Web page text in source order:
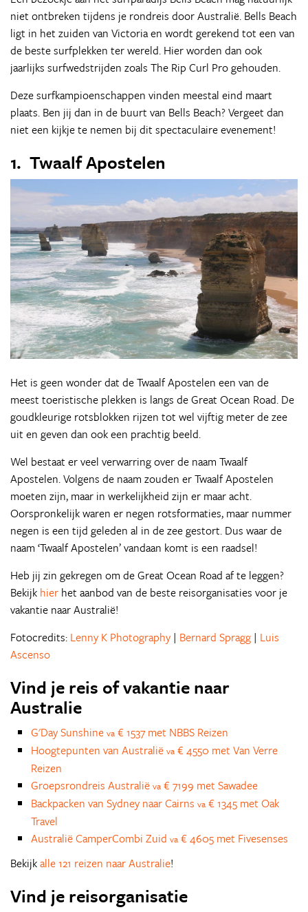
niet ontbreken tijdens je rondreis door Australië. Bells Beach
ligt in het zuiden van Victoria en wordt gerekend tot een van
de beste surfplekken ter wereld. Hier worden dan ook
jaarlijks surfwedstrijden zoals The Rip Curl Pro gehouden.
Deze surfkampioenschappen vinden meestal eind maart
plaats. Ben jij dan in de buurt van Bells Beach? Vergeet dan
niet een kijkje te nemen bij dit spectaculaire evenement!
1. Twaalf Apostelen
Het is geen wonder dat de Twaalf Apostelen een van de
meest toeristische plekken is langs de Great Ocean Road. De
goudkleurige rotsblokken rijzen tot wel vijftig meter de zee
uit en geven dan ook een prachtig beeld.
Wel bestaat er veel verwarring over de naam Twaalf
Apostelen. Volgens de naam zouden er Twaalf Apostelen
moeten zijn, maar in werkelijkheid zijn er maar acht.
Oorspronkelijk waren er negen rotsformaties, maar nummer
negen is een tijd geleden al in de zee gestort. Dus waar de
naam ‘Twaalf Apostelen’ vandaan komt is een raadsel!
Heb jij zin gekregen om de Great Ocean Road af te leggen?
Bekijk hier het aanbod van de beste reisorganisaties voor je
vakantie naar Australië!
Fotocredits: Lenny K Photography | Bernard Spragg | Luis
Ascenso
Vind je reis of vakantie naar
Australie
G'Day Sunshine va € 1537 met NBBS Reizen
Hoogtepunten van Australië va € 4550 met Van Verre
Reizen
Groepsrondreis Australië va € 7199 met Sawadee
Backpacken van Sydney naar Cairns va € 1345 met Oak
Travel
Australië CamperCombi Zuid va € 4605 met Fivesenses
Bekijkalle 121 reizen naar Australie!
Vind je reisorganisatie